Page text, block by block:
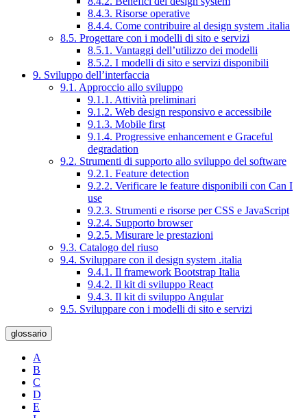
8.4.3. Risorse operative
8.4.4. Come contribuire al design system .italia
8.5. Progettare con i modelli di sito e servizi
8.5.1. Vantaggi dell’utilizzo dei modelli
8.5.2. I modelli di sito e servizi disponibili
9. Sviluppo dell’interfaccia
9.1. Approccio allo sviluppo
9.1.1. Attività preliminari
9.1.2. Web design responsivo e accessibile
9.1.3. Mobile first
9.1.4. Progressive enhancement e Graceful
degradation
9.2. Strumenti di supporto allo sviluppo del software
9.2.1. Feature detection
9.2.2. Verificare le feature disponibili con Can I
use
9.2.3. Strumenti e risorse per CSS e JavaScript
9.2.4. Supporto browser
9.2.5. Misurare le prestazioni
9.3. Catalogo del riuso
9.4. Sviluppare con il design system .italia
9.4.1. Il framework Bootstrap Italia
9.4.2. Il kit di sviluppo React
9.4.3. Il kit di sviluppo Angular
9.5. Sviluppare con i modelli di sito e servizi
glossario
A
B
C
D
E